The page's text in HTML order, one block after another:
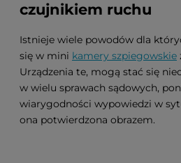
czujnikiem ruchu
Istnieje wiele powodów dla
się w mini kamery szpiegowskie
Urządzenia te, mogą stać się
w wielu sprawach sądowych,
wiarygodności wypowiedzi w
ona potwierdzona obrazem.